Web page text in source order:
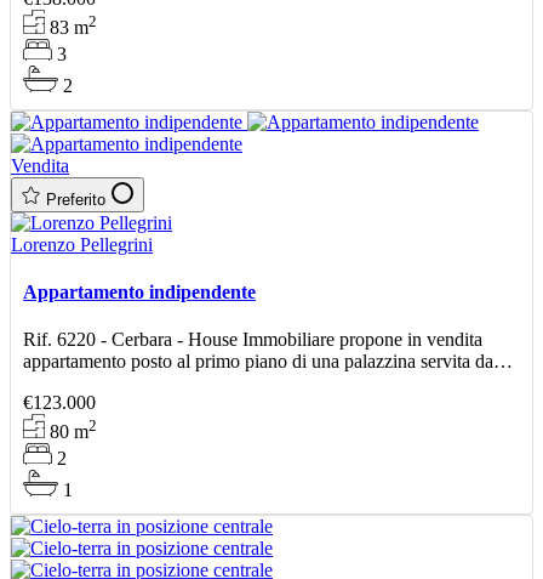
83m2
3
2
Vendita
Preferito
Lorenzo Pellegrini
Appartamento indipendente
Rif. 6220 - Cerbara - House Immobiliare propone in vendita
appartamento posto al primo piano di una palazzina servita da
€123.000
80m2
2
1